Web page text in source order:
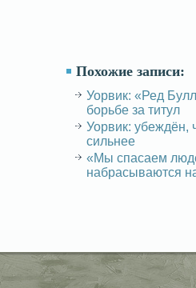
Похожие записи:
Уорвик: «Ред
борьбе за титул
Уорвик: убеждён,
сильнее
«Мы спасаем
набрасываются